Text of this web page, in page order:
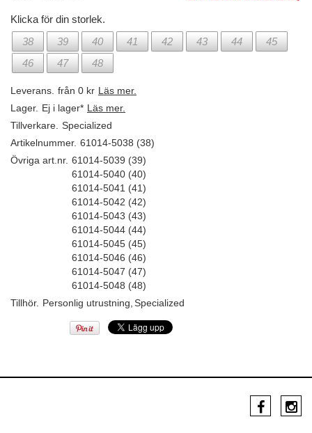
Klicka för din storlek.
38
39 40 41 42 43 44
45
46
47 48
Leverans. från 0 kr Läs mer.
Lager. Ej i lager* Läs mer.
Tillverkare. Specialized
Artikelnummer. 61014-5038 (38)
Övriga art.nr. 61014-5039 (39)
61014-5040 (40)
61014-5041 (41)
61014-5042 (42)
61014-5043 (43)
61014-5044 (44)
61014-5045 (45)
61014-5046 (46)
61014-5047 (47)
61014-5048 (48)
Tillhör. Personlig utrustning Specialized